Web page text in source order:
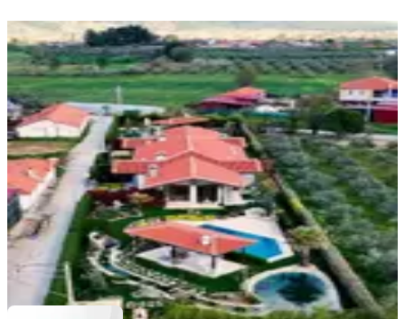
MANZARALI
Muğla Yenice'de Müstakil Bahçeli
Havuzlu Kiralık 3+1 Villa
Menteşe, Yenice Mahallesi
3+1·130 m² ·27.07.2026
110.000 ₺
MUĞLA KAMPÜS EMLAKKAMPUS EMLAK